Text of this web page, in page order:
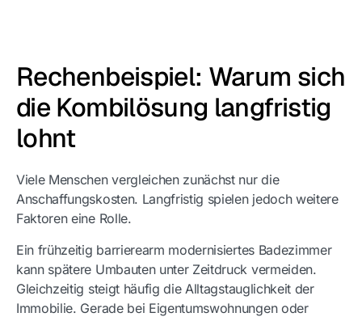
Rechenbeispiel: Warum sich
die Kombilösung langfristig
lohnt
Viele Menschen vergleichen zunächst nur die
Anschaffungskosten. Langfristig spielen jedoch weitere
Faktoren eine Rolle.
Ein frühzeitig barrierearm modernisiertes Badezimmer
kann spätere Umbauten unter Zeitdruck vermeiden.
Gleichzeitig steigt häufig die Alltagstauglichkeit der
Immobilie. Gerade bei Eigentumswohnungen oder